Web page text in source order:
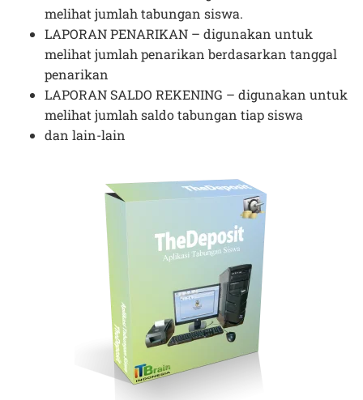
melihat jumlah tabungan siswa.
LAPORAN PENARIKAN – digunakan untuk
melihat jumlah penarikan berdasarkan tanggal
penarikan
LAPORAN SALDO REKENING – digunakan untuk
melihat jumlah saldo tabungan tiap siswa
dan lain-lain